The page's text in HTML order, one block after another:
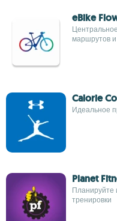
eBike
маршрутов
Calorie
Идеальное
Planet
Планируйте
тренировки